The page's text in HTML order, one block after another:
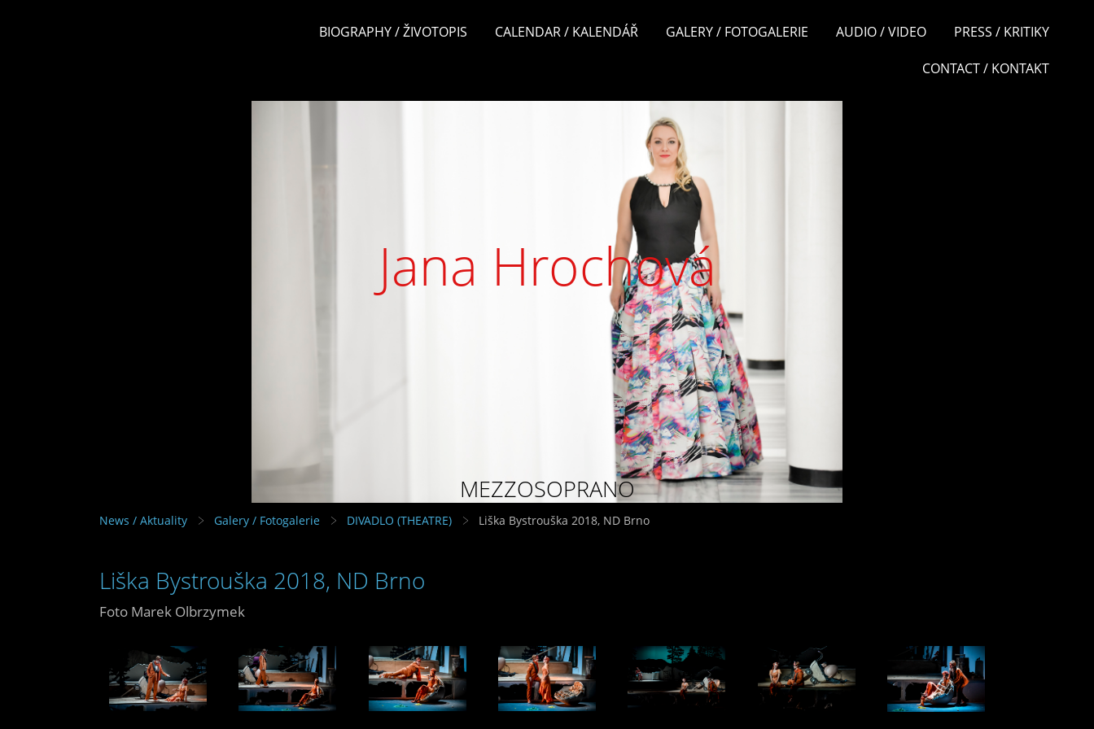
BIOGRAPHY / ŽIVOTOPIS CALENDAR / KALENDÁŘ GALERY / FOTOGALERIE AUDIO / VIDEO PRESS / KRITIKY
CONTACT / KONTAKT
Jana Hrochová
MEZZOSOPRANO
News / Aktuality Galery / Fotogalerie DIVADLO (THEATRE) Liška Bystrouška 2018, ND Brno
Liška Bystrouška 2018, ND Brno
Foto Marek Olbrzymek